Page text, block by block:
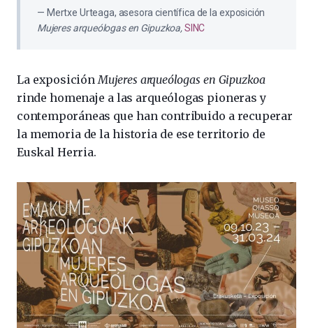
Mertxe Urteaga, asesora científica de la exposición
Mujeres arqueólogas en Gipuzkoa,SINC
La exposiciónMujeres arqueólogas en Gipuzkoa
rinde homenaje a las arqueólogas pioneras y
contemporáneas que han contribuido a recuperar
la memoria de la historia de ese territorio de
Euskal Herria.